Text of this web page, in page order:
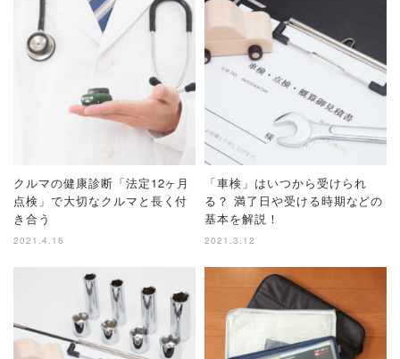
クルマの健康診断「法定12ヶ月
点検」で大切なクルマと長く付
き合う
2021.4.16
「車検」はいつから受けられ
る？ 満了日や受ける時期などの
基本を解説！
2021.3.12